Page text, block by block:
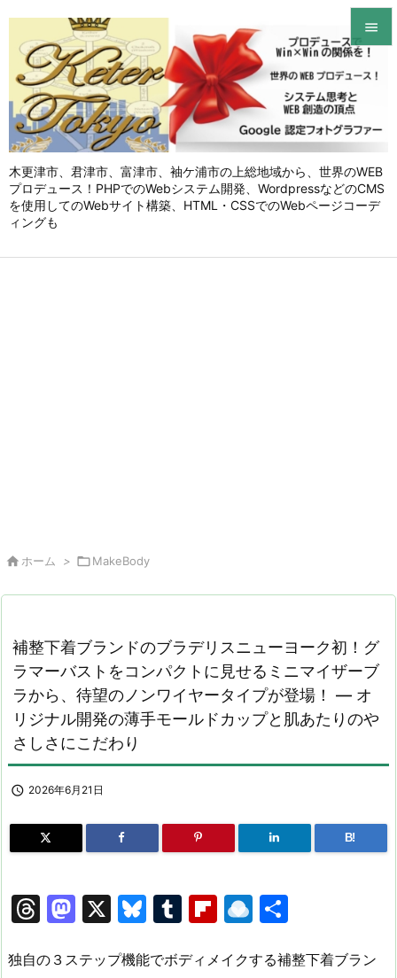
木更津市、君津市、富津市、袖ケ浦市の上総地域から、世界のWEB
プロデュース！PHPでのWebシステム開発、WordpressなどのCMS
を使用してのWebサイト構築、HTML・CSSでのWebページコーデ
ィングも


メニュ
サイド

前へ

 ホーム > MakeBody
補整下着ブランドのブラデリスニューヨーク初！グ
ラマーバストをコンパクトに見せるミニマイザーブ
ラから、待望のノンワイヤータイプが登場！ ― オ
リジナル開発の薄手モールドカップと肌あたりのや
さしさにこだわり
 2026年6月21日
B!
T
e
M
st
X
Bl
e
T
m
Fl
b
R
n
独自の３ステップ機能でボディメイクする補整下着ブラン